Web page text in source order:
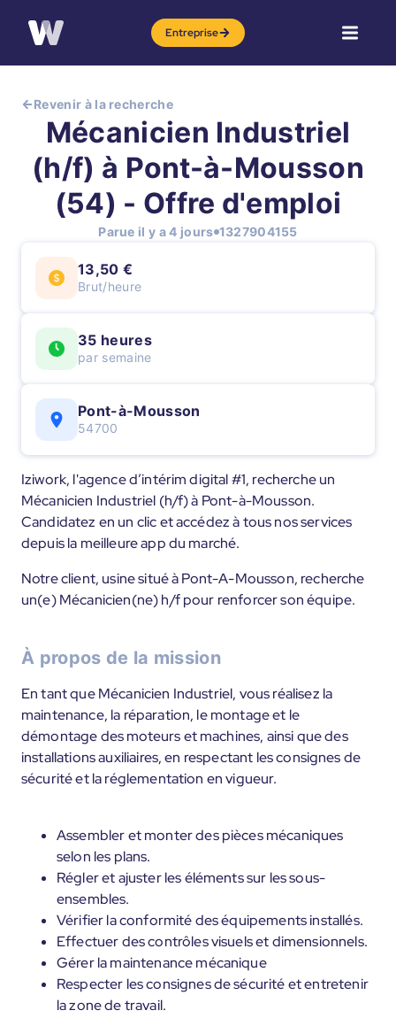
Entreprise
Revenir à la recherche
Mécanicien Industriel
(h/f) à Pont-à-Mousson
(54) - Offre d'emploi
Parue il y a 4 jours 1327904155
13,50 €
Brut/heure
35 heures
par semaine
Pont-à-Mousson
54700
Iziwork, l'agence d’intérim digital #1, recherche un
Mécanicien Industriel (h/f) à Pont-à-Mousson.
Candidatez en un clic et accédez à tous nos services
depuis la meilleure app du marché.
Notre client, usine situé à Pont-A-Mousson, recherche
un(e) Mécanicien(ne) h/f pour renforcer son équipe.
À propos de la mission
En tant que Mécanicien Industriel, vous réalisez la
maintenance, la réparation, le montage et le
démontage des moteurs et machines, ainsi que des
installations auxiliaires, en respectant les consignes de
sécurité et la réglementation en vigueur.
Assembler et monter des pièces mécaniques
selon les plans.
Régler et ajuster les éléments sur les sous-
ensembles.
Vérifier la conformité des équipements installés.
Effectuer des contrôles visuels et dimensionnels.
Gérer la maintenance mécanique
Respecter les consignes de sécurité et entretenir
la zone de travail.